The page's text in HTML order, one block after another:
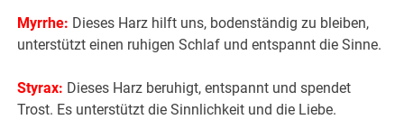
Myrrhe: Dieses Harz hilft uns, bodenständig zu bleiben,
unterstützt einen ruhigen Schlaf und entspannt die Sinne.
Styrax: Dieses Harz beruhigt, entspannt und spendet
Trost. Es unterstützt die Sinnlichkeit und die Liebe.